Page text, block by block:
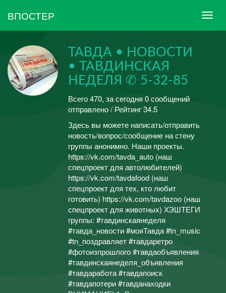
ВПОСТЕР
ТАВДА • НОВОСТИ
• ТАВДИНСКАЯ
НЕДЕЛЯ ✆ 5-32-85
Всего 470, за сегодня 0 сообщений
отправлено / Рейтинг 34.5
Здесь вы можете написать/отправить
новость/вопрос/сообщение на стену
группы анонимно. Наши проекты.
https://vk.com/tavda_auto (наш
спецпроект для автолюбителей)
https://vk.com/tavdafood (наш
спецпроект для тех, кто любит
готовить) https://vk.com/tavdazoo (наш
спецпроект для животных) ХЭШТЕГИ
группы: #тавдинскаянеделя
#тавда_новости #мояТавда #tn_music
#tn_поздравляет #тавдаретро
#фотоизпрошлого #тавдаобъявления
#тавдинскаянеделя_объявления
#тавдаработа #тавдапоиск
#тавдапотери #тавданаходки